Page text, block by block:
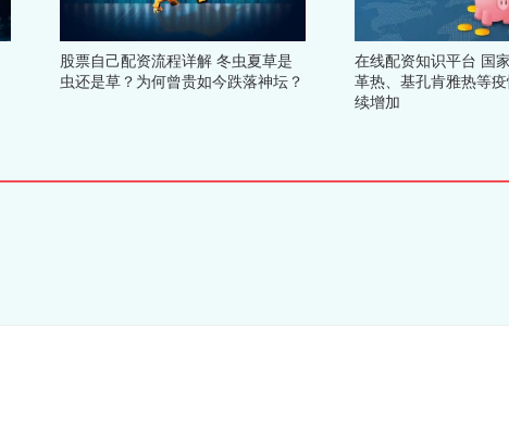
股票自己配资流程详解 冬虫夏草是
虫还是草？为何曾贵如今跌落神坛？
在线配资知识平台 国
革热、基孔肯雅热等
续增加